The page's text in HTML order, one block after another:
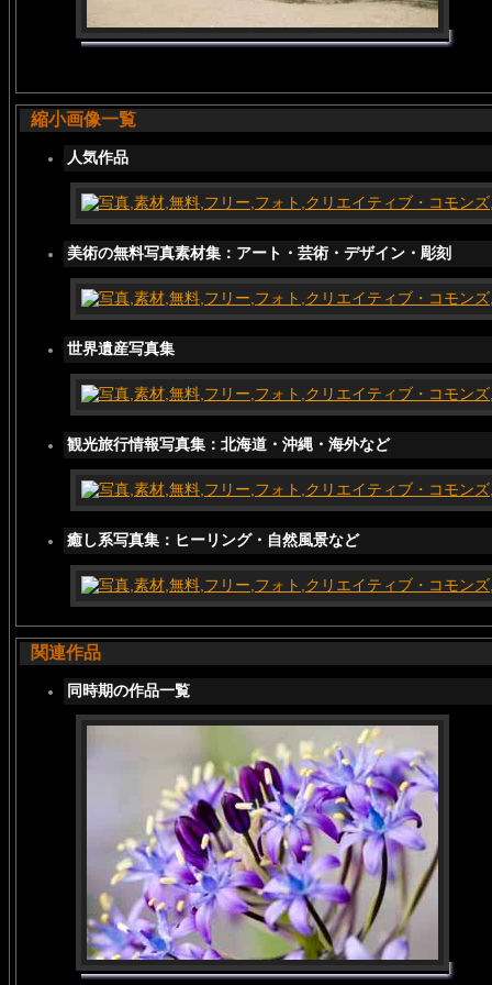
縮小画像一覧
人気作品
美術の無料写真素材集：アート・芸術・デザイン・彫刻
世界遺産写真集
観光旅行情報写真集：北海道・沖縄・海外など
癒し系写真集：ヒーリング・自然風景など
関連作品
同時期の作品一覧